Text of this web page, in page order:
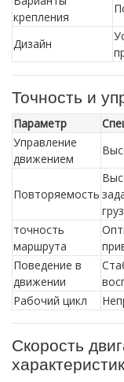
крепления
Дизайн
Точность и
Параметр
Управление
движением
Повторяемость
точность
маршрута
Поведение в
движении
Рабочий цикл
Скорость